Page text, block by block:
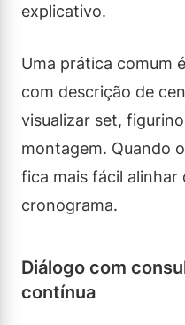
explicativo.
Uma prática comum
com descrição de
visualizar set,
montagem. Quando
fica mais fácil alinhar
cronograma.
Diálogo com
contínua